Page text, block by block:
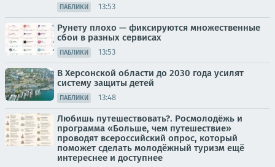
ПАБЛИКИ 13:53
Рунету плохо — фиксируются множественные
сбои в разных сервисах
ПАБЛИКИ 13:53
В Херсонской области до 2030 года усилят
систему защиты детей
ПАБЛИКИ 13:48
Любишь путешествовать?. Росмолодёжь и
программа «Больше, чем путешествие»
проводят всероссийский опрос, который
поможет сделать молодёжный туризм ещё
интереснее и доступнее